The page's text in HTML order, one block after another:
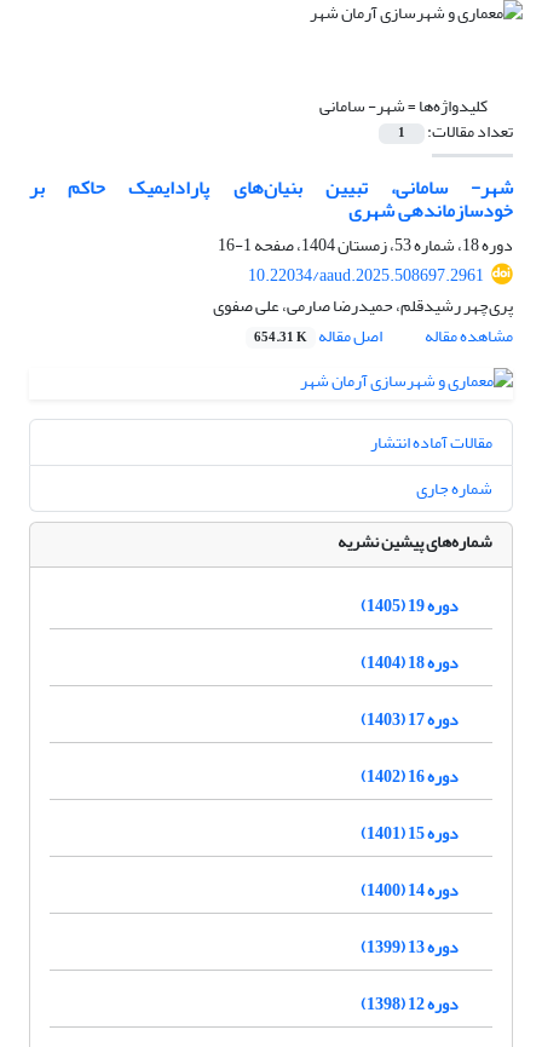
کلیدواژه‌ها =شهر- سامانی
تعداد مقالات: 1
شهر- سامانی، تبیین بنیان‌‌های پارادایمیک حاکم بر
خودسازماندهی شهری
دوره 18، شماره 53، زمستان 1404، صفحه
1-16
10.22034/aaud.2025.508697.2961
پری‌‌چهر رشیدقلم، حمیدرضا صارمی، علی صفوی
مشاهده مقاله
اصل مقاله 654.31 K
مقالات آماده انتشار
شماره جاری
شماره‌های پیشین نشریه
دوره 19 (1405)
دوره 18 (1404)
دوره 17 (1403)
دوره 16 (1402)
دوره 15 (1401)
دوره 14 (1400)
دوره 13 (1399)
دوره 12 (1398)